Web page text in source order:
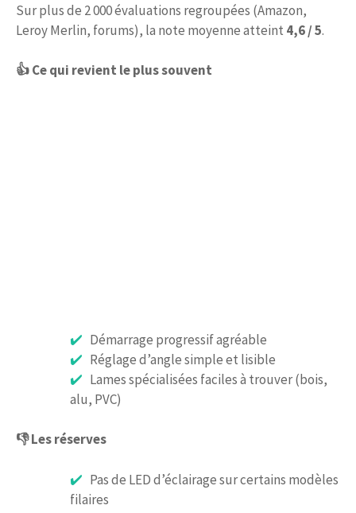
Sur plus de 2 000 évaluations regroupées (Amazon,
Leroy Merlin, forums), la note moyenne atteint 4,6 / 5.
👍 Ce qui revient le plus souvent
Démarrage progressif agréable
Réglage d’angle simple et lisible
Lames spécialisées faciles à trouver (bois,
alu, PVC)
👎 Les réserves
Pas de LED d’éclairage sur certains modèles
filaires